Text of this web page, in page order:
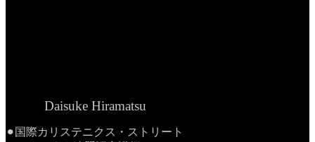
Daisuke Hiramatsu
⚫︎国際カリステニクス・ストリート